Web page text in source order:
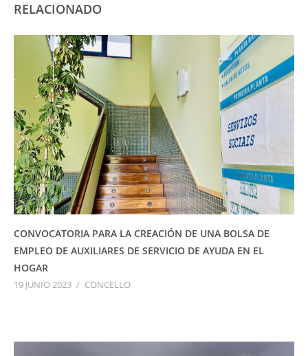
RELACIONADO
CONVOCATORIA PARA LA CREACIÓN DE UNA BOLSA DE
EMPLEO DE AUXILIARES DE SERVICIO DE AYUDA EN EL
HOGAR
19 JUNIO 2023 / CONCELLO